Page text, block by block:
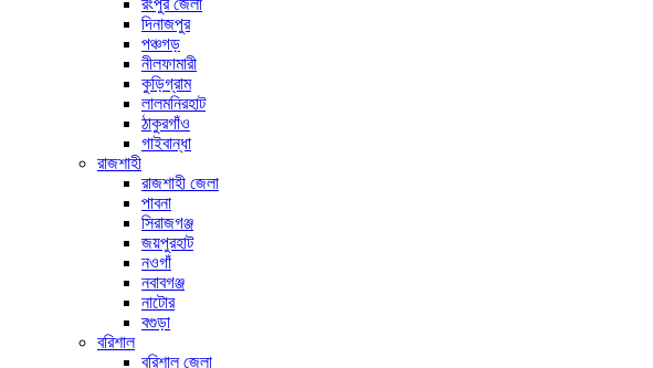
রংপুর জেলা
দিনাজপুর
পঞ্চগড়
নীলফামারী
কুড়িগ্রাম
লালমনিরহাট
ঠাকুরগাঁও
গাইবান্ধা
রাজশাহী
রাজশাহী জেলা
পাবনা
সিরাজগঞ্জ
জয়পুরহাট
নওগাঁ
নবাবগঞ্জ
নাটোর
বগুড়া
বরিশাল
বরিশাল জেলা